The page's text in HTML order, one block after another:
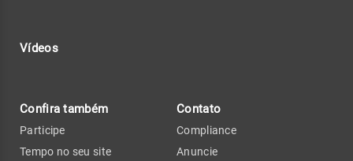
Vídeos
Confira também
Participe
Tempo no seu site
Contato
Compliance
Anuncie